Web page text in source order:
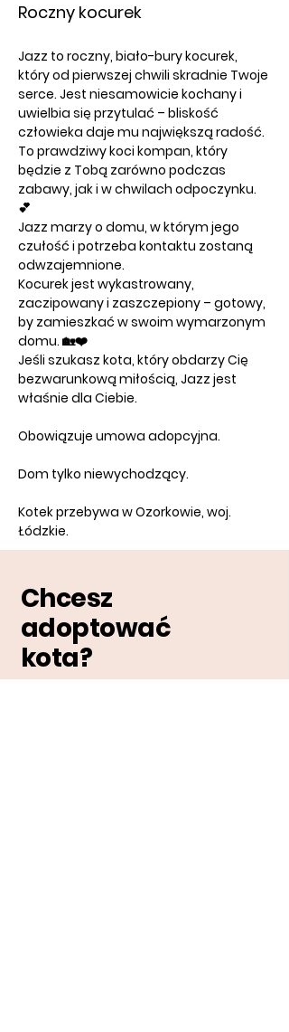
Roczny kocurek
Jazz to roczny, biało-bury kocurek,
który od pierwszej chwili skradnie Twoje
serce. Jest niesamowicie kochany i
uwielbia się przytulać – bliskość
człowieka daje mu największą radość.
To prawdziwy koci kompan, który
będzie z Tobą zarówno podczas
zabawy, jak i w chwilach odpoczynku.
💕
Jazz marzy o domu, w którym jego
czułość i potrzeba kontaktu zostaną
odwzajemnione.
Kocurek jest wykastrowany,
zaczipowany i zaszczepiony – gotowy,
by zamieszkać w swoim wymarzonym
domu. 🏡❤️
Jeśli szukasz kota, który obdarzy Cię
bezwarunkową miłością, Jazz jest
właśnie dla Ciebie.
Obowiązuje umowa adopcyjna.
Dom tylko niewychodzący.
Kotek przebywa w Ozorkowie, woj.
Łódzkie.
Chcesz
adoptować
kota?